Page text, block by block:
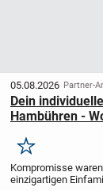
05.08.2026 Partner-
Dein
Hambühren -
Merken
Kompromisse
einzigartigen